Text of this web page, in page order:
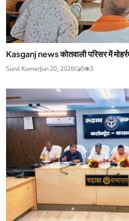
Kasganj news कोतवाली परिसर में
Sunil KumarJun 20, 2026 0 3